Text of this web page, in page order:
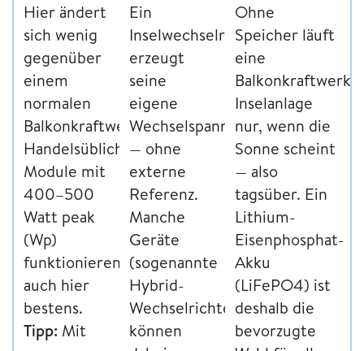
Hier ändert
sich wenig
gegenüber
einem
normalen
Balkonkraftwerk.
Handelsübliche
Module mit
400–500
Watt peak
(Wp)
funktionieren
auch hier
bestens.
Tipp: Mit
Ein
Inselwechselrichter
erzeugt
seine
eigene
Wechselspannung
— ohne
externe
Referenz.
Manche
Geräte
(sogenannte
Hybrid-
Wechselrichter)
können
Ohne
Speicher läuft
eine
Balkonkraftwerk-
Inselanlage
nur, wenn die
Sonne scheint
— also
tagsüber. Ein
Lithium-
Eisenphosphat-
Akku
(LiFePO4) ist
deshalb die
bevorzugte